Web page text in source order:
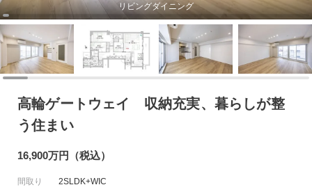
リビングダイニング
高輪ゲートウェイ 収納充実、暮らしが整
う住まい
16,900万円（税込）
間取り
2SLDK+WIC